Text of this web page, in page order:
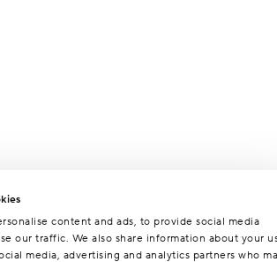
content and ads, to provide social media
our traffic. We also share information about your
media, advertising and analytics partners who